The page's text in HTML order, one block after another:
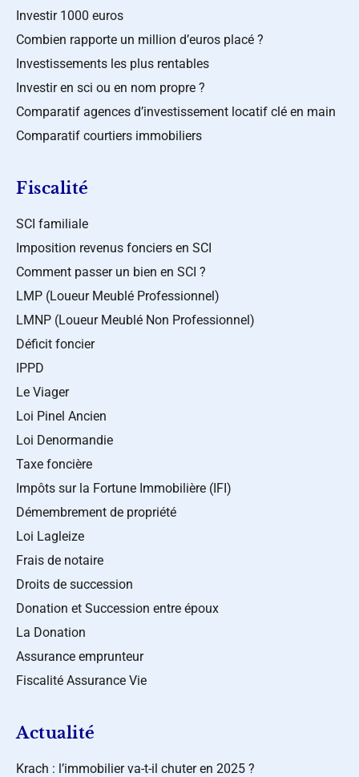
Investir 1000 euros
Combien rapporte un million d’euros placé ?
Investissements les plus rentables
Investir en sci ou en nom propre ?
Comparatif agences d’investissement locatif clé en main
Comparatif courtiers immobiliers
Fiscalité
SCI familiale
Imposition revenus fonciers en SCI
Comment passer un bien en SCI ?
LMP (Loueur Meublé Professionnel)
LMNP (Loueur Meublé Non Professionnel)
Déficit foncier
IPPD
Le Viager
Loi Pinel Ancien
Loi Denormandie
Taxe foncière
Impôts sur la Fortune Immobilière (IFI)
Démembrement de propriété
Loi Lagleize
Frais de notaire
Droits de succession
Donation et Succession entre époux
La Donation
Assurance emprunteur
Fiscalité Assurance Vie
Actualité
Krach : l’immobilier va-t-il chuter en 2025 ?